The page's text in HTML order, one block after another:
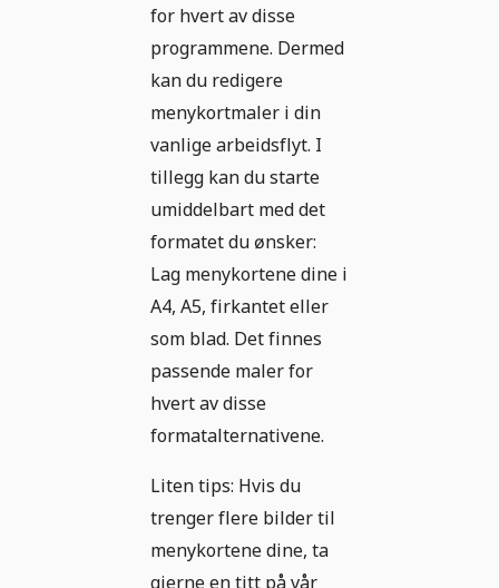
for hvert av disse
programmene. Dermed
kan du redigere
menykortmaler i din
vanlige arbeidsflyt. I
tillegg kan du starte
umiddelbart med det
formatet du ønsker:
Lag menykortene dine i
A4, A5, firkantet eller
som blad. Det finnes
passende maler for
hvert av disse
formatalternativene.
Liten tips: Hvis du
trenger flere bilder til
menykortene dine, ta
gjerne en titt på vår